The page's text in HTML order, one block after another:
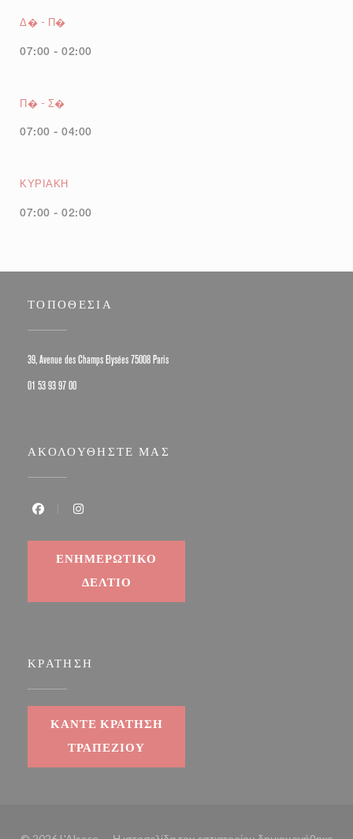
Δ� - Π�
07:00 - 02:00
Π� - Σ�
07:00 - 04:00
ΚΥΡΙΑΚΉ
07:00 - 02:00
ΤΟΠΟΘΕΣΊΑ
39, Avenue des Champs Elysées 75008 Paris((ανοίγει σε νέο παράθυρο))
01 53 93 97 00
ΑΚΟΛΟΥΘΉΣΤΕ ΜΑΣ
ΕΝΗΜΕΡΩΤΙΚΌ
ΔΕΛΤΊΟ
ΚΡΆΤΗΣΗ
ΚΆΝΤΕ ΚΡΆΤΗΣΗ
ΤΡΑΠΕΖΙΟΎ